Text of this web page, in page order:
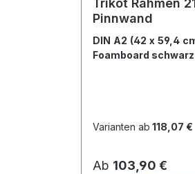
Pinnwand
DIN A2 (42 x 59,4
Foamboard schwarz
Varianten ab 118,07 €
Regulärer Preis:
Ab 103,90 €